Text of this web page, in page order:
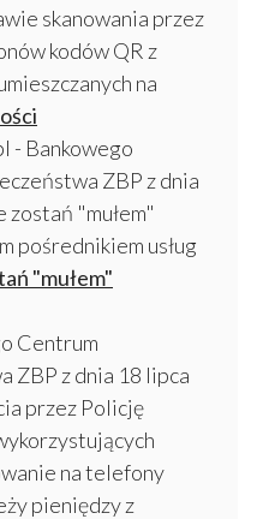
skanowania przez
kodów QR z
na
- Bankowego
ZBP z dnia
zostań "mułem"
pośrednikiem usług
"mułem"
Centrum
ZBP z dnia 18 lipca
przez Policję
na telefony
pieniędzy z